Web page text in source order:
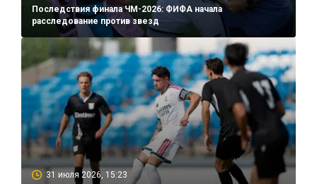
Последствия финала ЧМ-2026: ФИФА начала
расследование против звезд
31 июля 2026, 15:23